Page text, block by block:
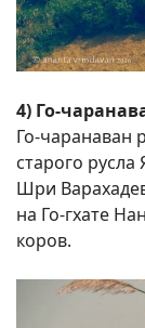
4) Го-
Го-чаранаван
старого
Шри
на Го-гхате
коров.